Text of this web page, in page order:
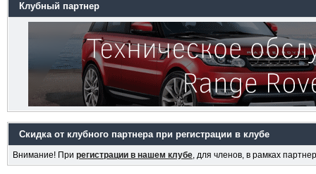
Клубный партнер
Скидка от клубного партнера при регистрации в клубе
Внимание! При регистрации в нашем клубе, для членов, в рамках